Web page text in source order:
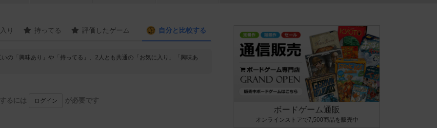
り 持ってる 評価したゲーム 自分と 比較する
の「興味あり」や「持ってる」、2人とも共通の「お気に入り」「興味あ
るには ログイン が必要です
ボードゲーム通販
オンラインストアで7,500商品を販売中